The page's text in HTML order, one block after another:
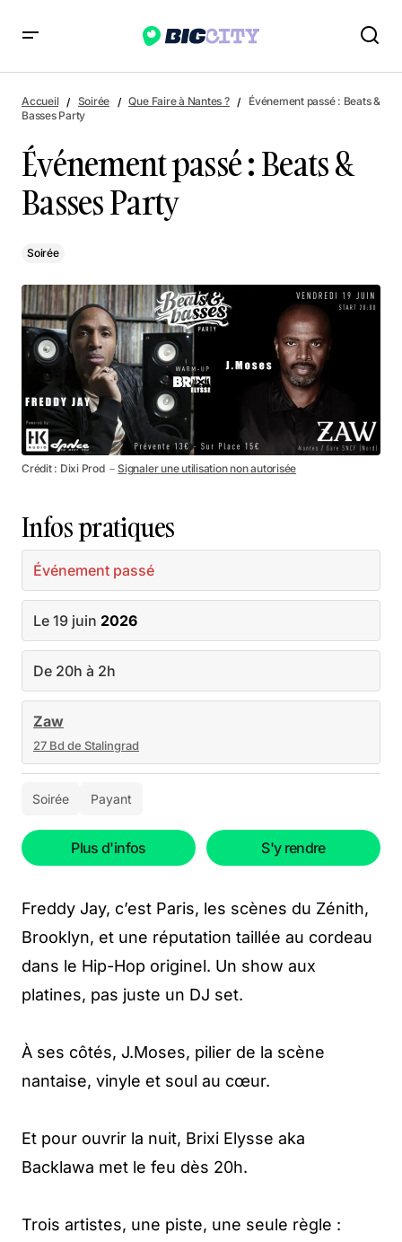
Événement passé : Beats & Basses Party
Accueil Soirée Que Faire à Nantes ?
Événement passé : Beats &
Basses Party
Événement passé : Beats &
Basses Party
Soirée
Crédit : Dixi Prod －Signaler une utilisation non autorisée
Infos pratiques
Événement passé
Le 19 juin 2026
De 20h à 2h
Zaw
27 Bd de Stalingrad
Soirée Payant
Plus d'infos S'y rendre
Freddy Jay, c’est Paris, les scènes du Zénith,
Brooklyn, et une réputation taillée au cordeau
dans le Hip-Hop originel. Un show aux
platines, pas juste un DJ set.
À ses côtés, J.Moses, pilier de la scène
nantaise, vinyle et soul au cœur.
Et pour ouvrir la nuit, Brixi Elysse aka
Backlawa met le feu dès 20h.
Trois artistes, une piste, une seule règle :